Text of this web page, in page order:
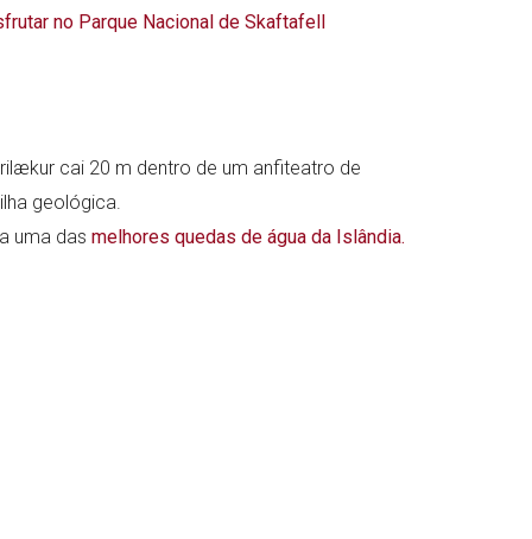
no Parque Nacional de Skaftafell
cai 20 m dentro de um anfiteatro de
geológica.
uma das melhores quedas de água da Islândia.